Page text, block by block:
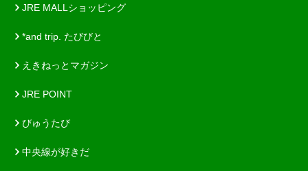
JRE MALLショッピング
*and trip. たびびと
えきねっとマガジン
JRE POINT
びゅうたび
中央線が好きだ